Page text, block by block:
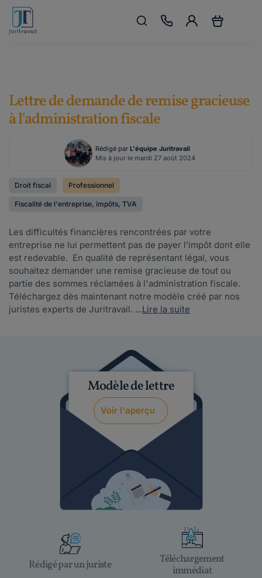
Modèle de lettre
Voir l'aperçu
Lettre de demande de remise gracieuse
à l'administration fiscale
Rédigé par L'équipe Juritravail
Mis à jour le mardi 27 août 2024
Droit fiscal Professionnel
Fiscalité de l'entreprise, impôts, TVA
Les difficultés financières rencontrées par votre
entreprise ne lui permettent pas de payer l’impôt dont elle
est redevable. En qualité de représentant légal, vous
souhaitez demander une remise gracieuse de tout ou
partie des sommes réclamées à l'administration fiscale.
Téléchargez dès maintenant notre modèle créé par nos
juristes experts de Juritravail. ...Lire la suite
Rédigé par un juriste
Téléchargement
immédiat